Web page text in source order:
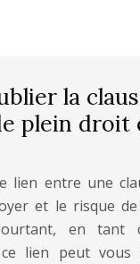
la
plein droit
lien entre une
et le risque
en tant
lien peut vous